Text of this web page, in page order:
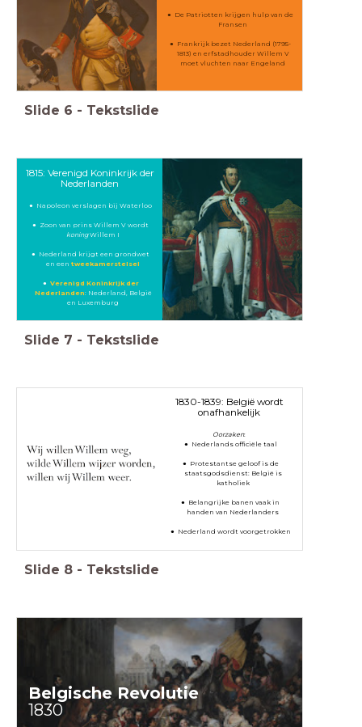
De Patriotten krijgen hulp van de
Fransen
Frankrijk bezet Nederland (1795-
1813) en erfstadhouder Willem V
moet vluchten naar Engeland
Slide 6 - Tekstslide
1815: Verenigd Koninkrijk der
Nederlanden
Napoleon verslagen bij Waterloo
Zoon van prins Willem V wordt
koningWillem I
Nederland krijgt een grondwet
en eentweekamerstelsel
Verenigd Koninkrijk der
Nederlanden: Nederland, België
en Luxemburg
Slide 7 - Tekstslide
1830-1839: België wordt
onafhankelijk
Oorzaken:
Nederlands officiële taal
Protestantse geloof is de
staatsgodsdienst: België is
katholiek
Belangrijke banen vaak in
handen van Nederlanders
Nederland wordt voorgetrokken
Slide 8 - Tekstslide
Belgische Revolutie
1830